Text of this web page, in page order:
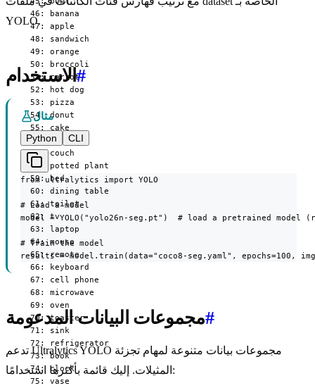
  46: banana
  47: apple
  48: sandwich
  49: orange
  50: broccoli
  51: carrot
  52: hot dog
  53: pizza
  54: donut
  55: cake
  56: chair
  57: couch
  58: potted plant
  59: bed
  60: dining table
  61: toilet
  62: tv
  63: laptop
  64: mouse
  65: remote
  66: keyboard
  67: cell phone
  68: microwave
  69: oven
  70: toaster
  71: sink
  72: refrigerator
  73: book
  74: clock
  75: vase
YOLO.
الاستخدام#
مثال
Python
CLI
from ultralytics import YOLO
# Load a model
model = YOLO("yolo26n-seg.pt")  # load a pretrained model
# Train the model
results = model.train(data="coco8-seg.yaml", epochs=100,
مجموعات البيانات المدعومة#
تدعم Ultralytics YOLO مجموعات بيانات متنوعة لمهام تجزئة
المثيلات. إليك قائمة بأكثرها استخدامًا: